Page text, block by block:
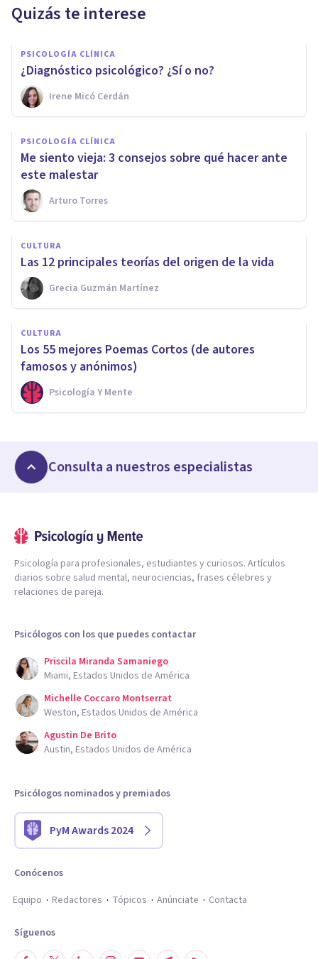
Quizás te interese
PSICOLOGÍA CLÍNICA
¿Diagnóstico psicológico? ¿Sí o no?
Irene Micó Cerdán
PSICOLOGÍA CLÍNICA
Me siento vieja: 3 consejos sobre qué hacer ante
este malestar
Arturo Torres
CULTURA
Las 12 principales teorías del origen de la vida
Grecia Guzmán Martínez
CULTURA
Los 55 mejores Poemas Cortos (de autores
famosos y anónimos)
Psicología Y Mente
Consulta a nuestros especialistas
Psicología para profesionales, estudiantes y curiosos. Artículos
diarios sobre salud mental, neurociencias, frases célebres y
relaciones de pareja.
Psicólogos con los que puedes contactar
Priscila Miranda Samaniego
Miami, Estados Unidos de América
Michelle Coccaro Montserrat
Weston, Estados Unidos de América
Agustin De Brito
Austin, Estados Unidos de América
Psicólogos nominados y premiados
PyM Awards 2024
Conócenos
Equipo
Redactores Tópicos Anúnciate Contacta
Síguenos